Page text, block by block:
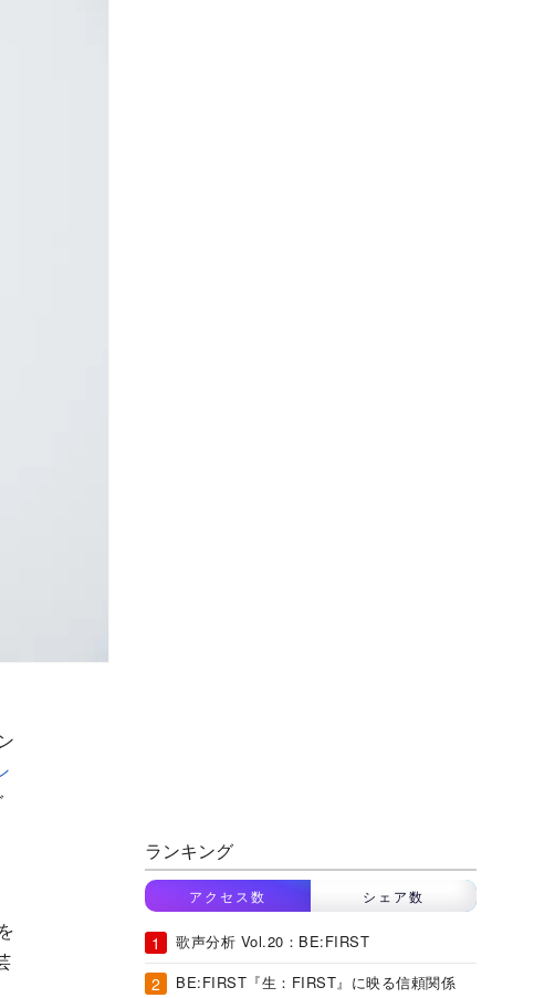
ランキング
アクセス数 シェア数
歌声分析 Vol.20：BE:FIRST
BE:FIRST『生：FIRST』に映る信頼関係